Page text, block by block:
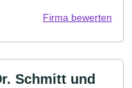
Firma bewerten
Schmitt und